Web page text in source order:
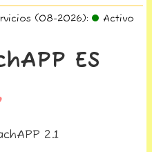
(08-2026): Activo
ES
2.1